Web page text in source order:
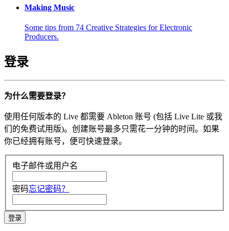
Making Music
Some tips from 74 Creative Strategies for Electronic
Producers.
登录
为什么需要登录？
使用任何版本的 Live 都需要 Ableton 账号 (包括 Live Lite 或我
们的免费试用版)。创建账号最多只需花一分钟的时间。如果
你已经拥有账号，便可快速登录。
电子邮件或用户名
密码忘记密码？